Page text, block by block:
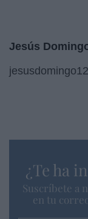
Jesús
¿Te ha
Suscríbete a
en tu